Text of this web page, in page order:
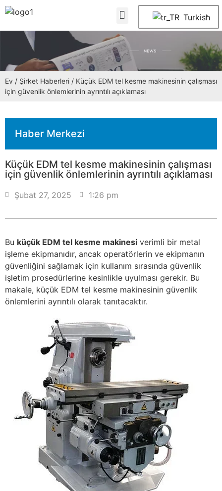
Turkish
Ev / Şirket Haberleri / Küçük EDM tel kesme makinesinin çalışması
için güvenlik önlemlerinin ayrıntılı açıklaması
Haber Merkezi
Küçük EDM tel kesme makinesinin çalışması
için güvenlik önlemlerinin ayrıntılı açıklaması
Şubat 27, 2025 1:26 pm
Bu küçük EDM tel kesme makinesi verimli bir metal
işleme ekipmanıdır, ancak operatörlerin ve ekipmanın
güvenliğini sağlamak için kullanım sırasında güvenlik
işletim prosedürlerine kesinlikle uyulması gerekir. Bu
makale, küçük EDM tel kesme makinesinin güvenlik
önlemlerini ayrıntılı olarak tanıtacaktır.